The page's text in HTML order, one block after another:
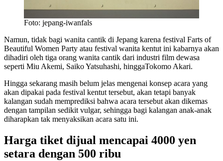
Foto: jepang-iwanfals
Namun, tidak bagi wanita cantik di Jepang karena festival Farts of
Beautiful Women Party atau festival wanita kentut ini kabarnya akan
dihadiri oleh tiga orang wanita cantik dari industri film dewasa
seperti Miu Akemi, Saiko Yatsuhashi, hinggaTokomo Akari.
Hingga sekarang masih belum jelas mengenai konsep acara yang
akan dipakai pada festival kentut tersebut, akan tetapi banyak
kalangan sudah memprediksi bahwa acara tersebut akan dikemas
dengan tampilan sedikit vulgar, sehingga bagi kalangan anak-anak
diharapkan tak menyaksikan acara satu ini.
Harga tiket dijual mencapai 4000 yen
setara dengan 500 ribu